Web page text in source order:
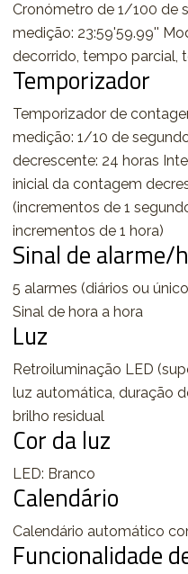
Cronómetro de 1/100 de
medição: 23:59'59.99''
decorrido, tempo parcial,
Temporizador
Temporizador de
medição: 1/10 de
decrescente: 24 horas
inicial da contagem
(incrementos de 1
incrementos de 1 hora)
Sinal de alarme/
5 alarmes (diários ou
Sinal de hora a hora
Luz
Retroiluminação LED
luz automática, duração
brilho residual
Cor da luz
LED: Branco
Calendário
Calendário automático
Funcionalidade